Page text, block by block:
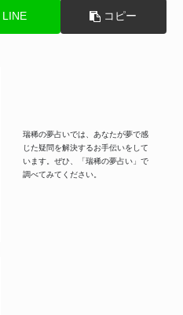
LINE コピー
瑞稀の夢占いでは、あなたが夢で感
じた疑問を解決するお手伝いをして
います。ぜひ、「瑞稀の夢占い」で
調べてみてください。